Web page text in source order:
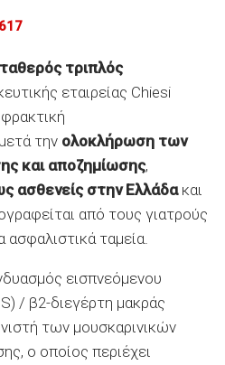
617
τριπλός
εταιρείας Chiesi
την ολοκλήρωση των
και αποζημίωσης,
ασθενείς στην Ελλάδακαι
από τους γιατρούς
ασφαλιστικά ταμεία.
εισπνεόμενου
/ β2-διεγέρτη μακράς
των μουσκαρινικών
ο οποίος περιέχει